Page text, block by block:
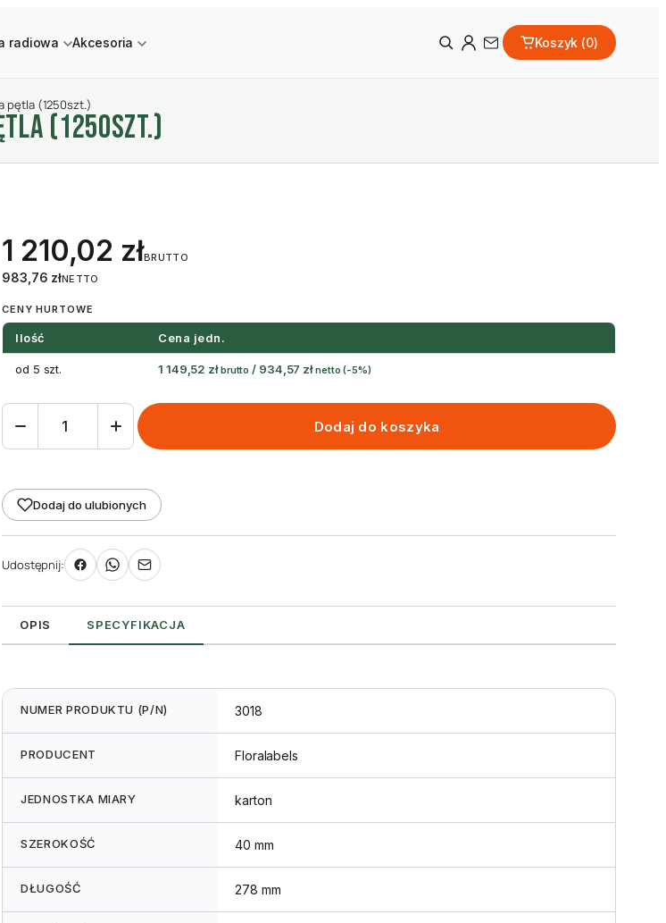
radiowa Akcesoria Koszyk (0)
pętla (1250szt.)
(1250SZT.)
1 210,02 złBRUTTO
983,76 złNETTO
CENY HURTOWE
Ilość Cena jedn.
od 5 szt. 1 149,52 zł brutto / 934,57 zł netto (-5%)
ilość
Etykieta
L1
40
278
mm
większa
(1250szt.)
Dodaj do koszyka
Dodaj do ulubionych
Udostępnij:
OPIS SPECYFIKACJA
NUMER PRODUKTU (P/N) 3018
PRODUCENT Floralabels
JEDNOSTKA MIARY karton
SZEROKOŚĆ 40 mm
DŁUGOŚĆ 278 mm